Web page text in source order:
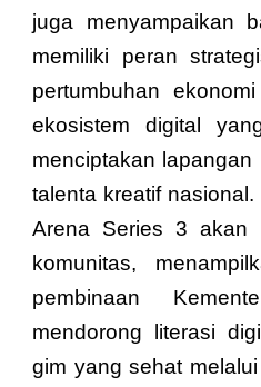
juga menyampaikan
memiliki peran
pertumbuhan
ekosistem digital
menciptakan
talenta kreatif
Arena Series 3 akan
komunitas,
pembinaan
mendorong literasi
gim yang sehat